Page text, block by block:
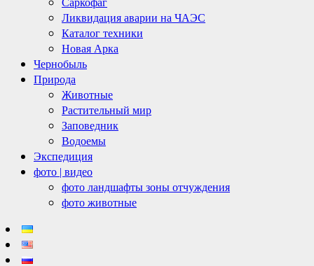
Саркофаг
Ликвидация аварии на ЧАЭС
Каталог техники
Новая Арка
Чернобыль
Природа
Животные
Растительный мир
Заповедник
Водоемы
Экспедиция
фото | видео
фото ландшафты зоны отчуждения
фото животные